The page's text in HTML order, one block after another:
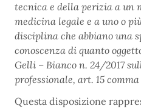
tecnica e della perizia a un
medicina legale e a uno o
disciplina che abbiano una
conoscenza di quanto
Gelli – Bianco n. 24/2017
professionale, art. 15 comma
Questa disposizione